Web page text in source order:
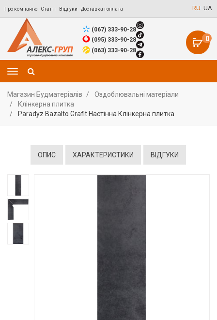
Про компанію Статті Відгуки Доставка і оплата RU UA
0
(067) 333-90-28
(095) 333-90-28
(063) 333-90-28
Магазин Будматеріалів
Оздоблювальні матеріали
Клінкерна плитка
Paradyz Bazalto Grafit Настінна Клінкерна плитка
ОПИС ХАРАКТЕРИСТИКИ ВІДГУКИ